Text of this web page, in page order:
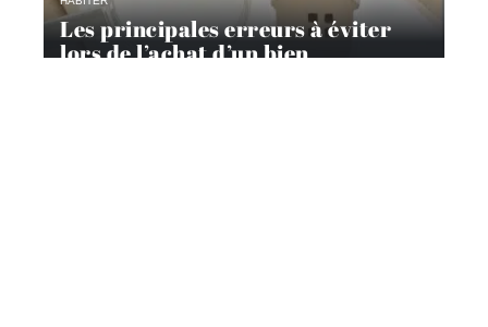
Les principales erreurs à éviter
lors de l’achat d’un bien